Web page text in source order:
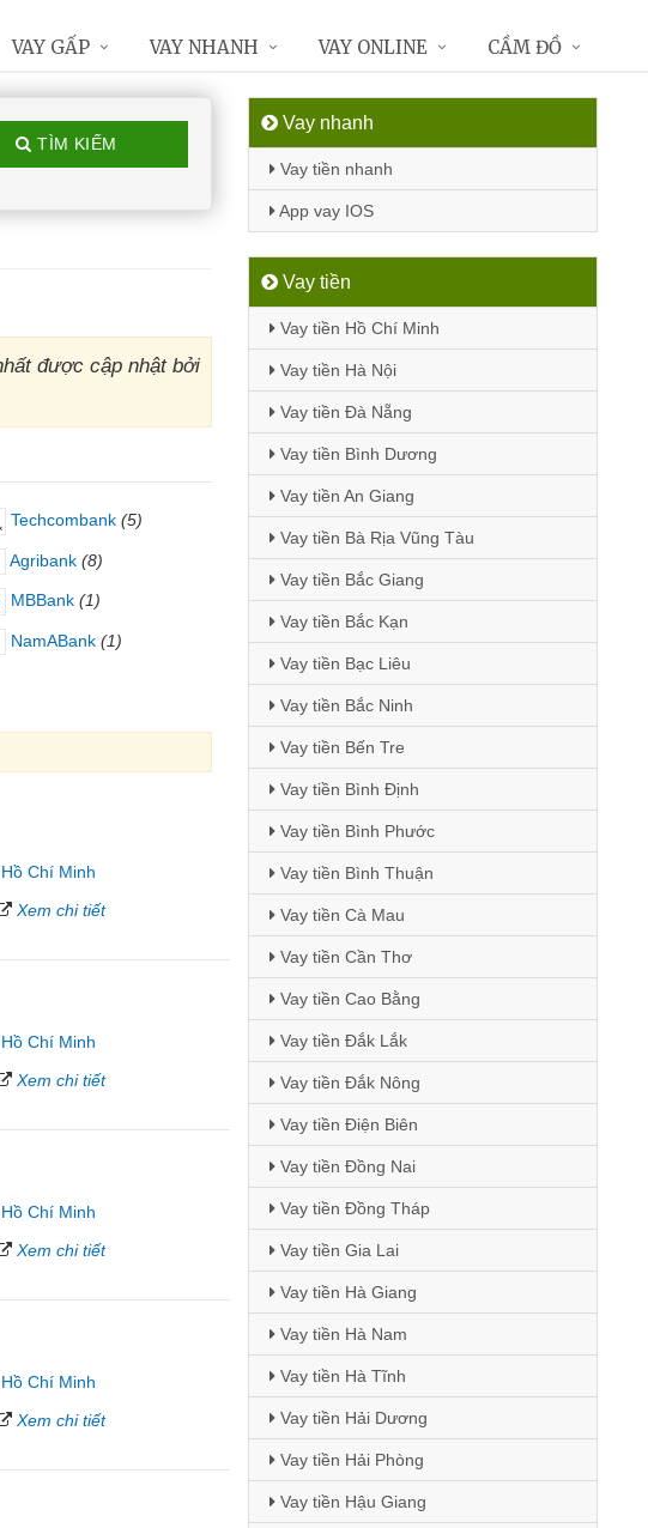
TÌM KIẾM
được cập nhật bởi
Techcombank (5)
Agribank (8)
MBBank (1)
NamABank (1)
Hồ Chí Minh
Xem chi tiết
Hồ Chí Minh
Xem chi tiết
Hồ Chí Minh
Xem chi tiết
Hồ Chí Minh
Xem chi tiết
Vay nhanh
Vay tiền nhanh
App vay IOS
Vay tiền
Vay tiền Hồ Chí Minh
Vay tiền Hà Nội
Vay tiền Đà Nẵng
Vay tiền Bình Dương
Vay tiền An Giang
Vay tiền Bà Rịa Vũng Tàu
Vay tiền Bắc Giang
Vay tiền Bắc Kạn
Vay tiền Bạc Liêu
Vay tiền Bắc Ninh
Vay tiền Bến Tre
Vay tiền Bình Định
Vay tiền Bình Phước
Vay tiền Bình Thuận
Vay tiền Cà Mau
Vay tiền Cần Thơ
Vay tiền Cao Bằng
Vay tiền Đắk Lắk
Vay tiền Đắk Nông
Vay tiền Điện Biên
Vay tiền Đồng Nai
Vay tiền Đồng Tháp
Vay tiền Gia Lai
Vay tiền Hà Giang
Vay tiền Hà Nam
Vay tiền Hà Tĩnh
Vay tiền Hải Dương
Vay tiền Hải Phòng
Vay tiền Hậu Giang
VAY GẤP VAY NHANH VAY ONLINE CẦM ĐỒ